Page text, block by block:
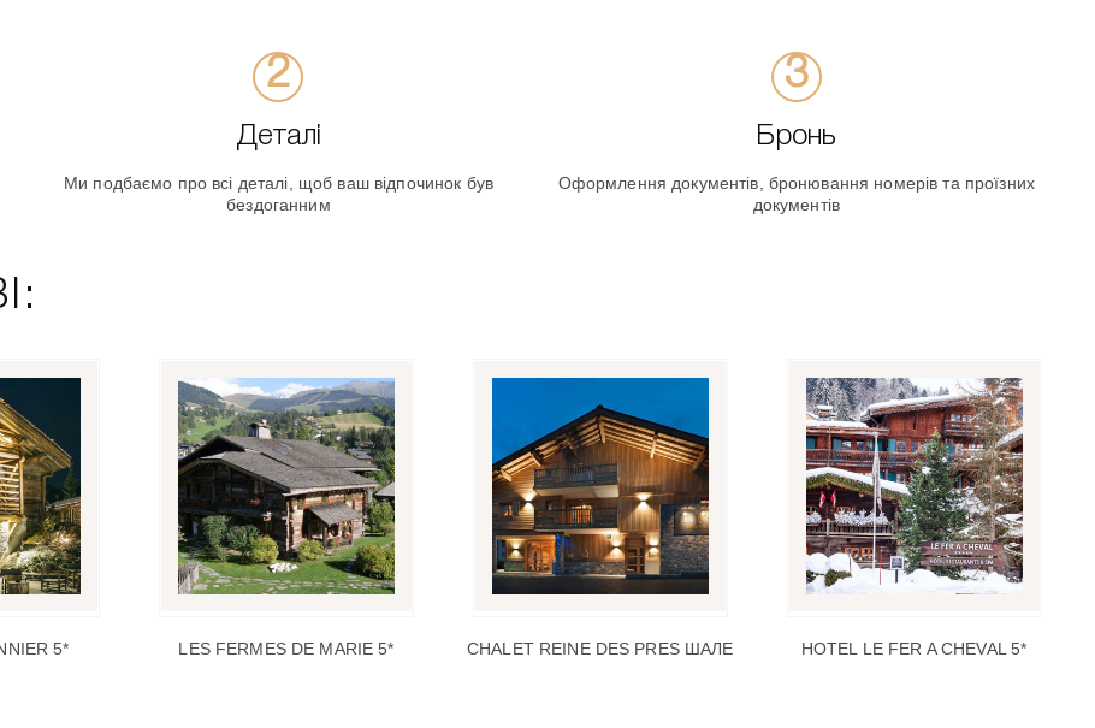
Деталі
Ми подбаємо про всі деталі, щоб ваш відпочинок був
бездоганним
Бронь
Оформлення документів, бронювання номерів та проїзних
документів
5* LES FERMES DE MARIE 5* CHALET REINE DES PRES ШАЛЕ HOTEL LE FER A CHEVAL 5*